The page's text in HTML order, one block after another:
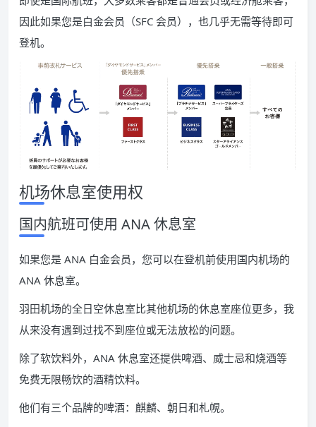
因此如果您是白金会员（SFC 会员），也几乎无需等待即可
登机。
机场休息室使用权
国内航班可使用 ANA 休息室
如果您是 ANA 白金会员，您可以在登机前使用国内机场的
ANA 休息室。
羽田机场的全日空休息室比其他机场的休息室座位更多，我
从来没有遇到过找不到座位或无法放松的问题。
除了软饮料外，ANA 休息室还提供啤酒、威士忌和烧酒等
免费无限畅饮的酒精饮料。
他们有三个品牌的啤酒：麒麟、朝日和札幌。